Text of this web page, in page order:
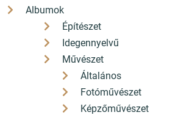
Albumok
Építészet
Idegennyelvű
Művészet
Általános
Fotóművészet
Képzőművészet
AKCIÓS
Partitúra - Utolsó
beszélgetés Polcz
Alaine-nel (új
kiadás)